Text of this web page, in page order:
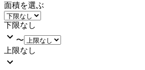
面積を選ぶ
下限なし
〜
上限なし